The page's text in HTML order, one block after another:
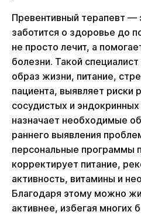
Превентивный терапевт —
заботится о здоровье до
не просто лечит, а
болезни. Такой
образ жизни, питание,
пациента, выявляет риски
сосудистых и
назначает необходимые
раннего выявления
персональные программы
корректирует питание,
активность, витамины и
Благодаря этому можно
активнее, избегая многих